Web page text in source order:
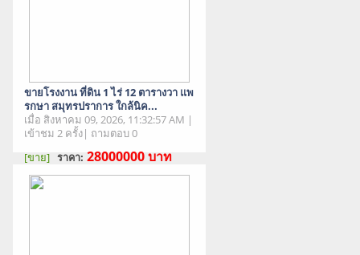
ขายโรงงาน ที่ดิน 1 ไร่ 12 ตารางวา แพ
รกษา สมุทรปราการ ใกล้นิค...
เมื่อ สิงหาคม 09, 2026, 11:32:57 AM |
เข้าชม 2 ครั้ง| ถามตอบ 0
[ขาย] ราคา: 28000000บาท